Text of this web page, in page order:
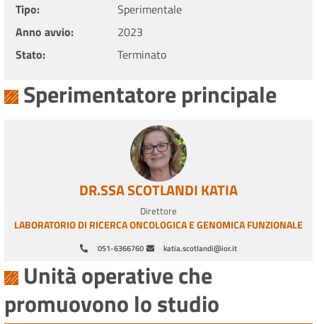
Tipo
Sperimentale
Anno avvio
2023
Stato
Terminato
Sperimentatore principale
051-6366760 katia.scotlandi@ior.it
DR.SSA SCOTLANDI KATIA
Direttore
LABORATORIO DI RICERCA ONCOLOGICA E GENOMICA FUNZIONALE
Unità operative che
promuovono lo studio